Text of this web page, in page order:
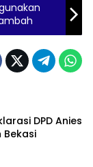
DPD Anies